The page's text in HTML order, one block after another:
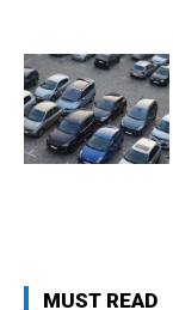
MUST READ